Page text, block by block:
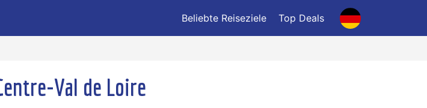
Beliebte Reiseziele Top Deals
Val de Loire